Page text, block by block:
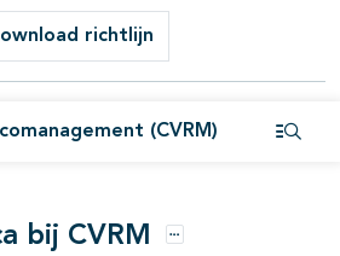
richtlijn
(CVRM)
bij CVRM Opties